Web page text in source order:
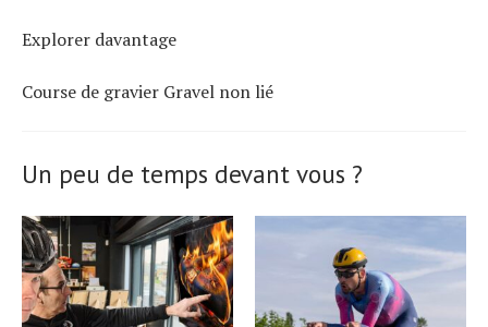
Explorer davantage
Course de gravier Gravel non lié
Un peu de temps devant vous ?